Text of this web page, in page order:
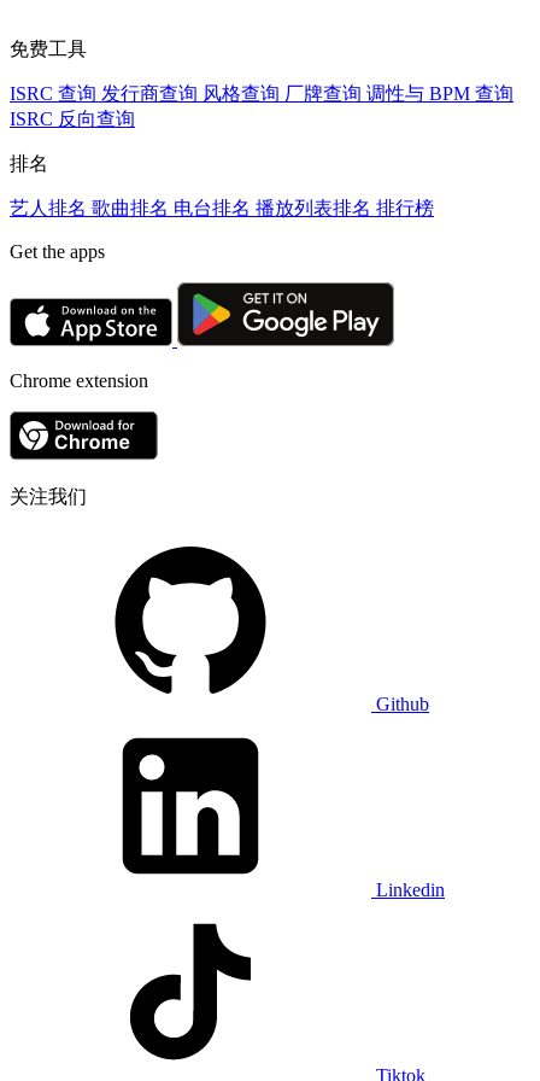
免费工具
ISRC 查询 发行商查询 风格查询 厂牌查询 调性与 BPM 查询
ISRC 反向查询
排名
艺人排名 歌曲排名 电台排名 播放列表排名 排行榜
Get the apps
Chrome extension
关注我们
Github
Linkedin
Tiktok